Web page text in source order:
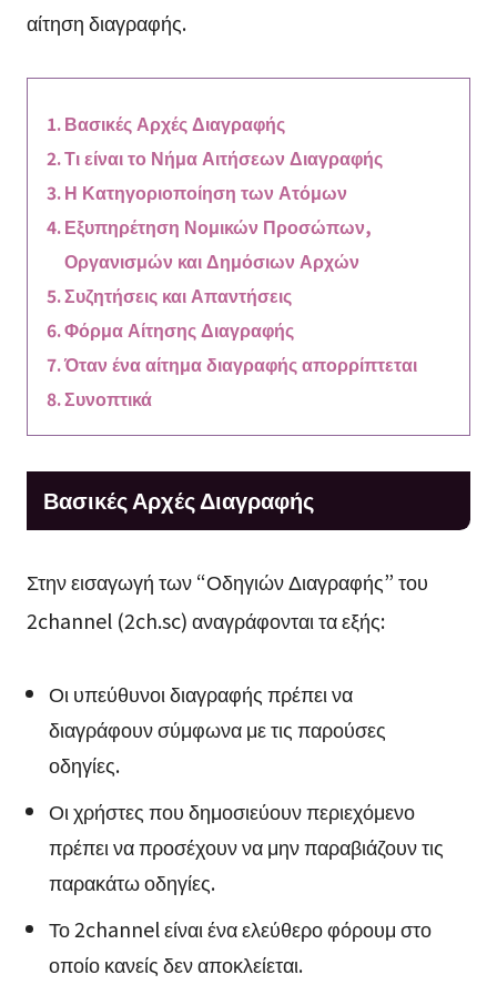
αίτηση διαγραφής.
Βασικές Αρχές Διαγραφής
Τι είναι το Νήμα Αιτήσεων Διαγραφής
Η Κατηγοριοποίηση των Ατόμων
Εξυπηρέτηση Νομικών Προσώπων,
Οργανισμών και Δημόσιων Αρχών
Συζητήσεις και Απαντήσεις
Φόρμα Αίτησης Διαγραφής
Όταν ένα αίτημα διαγραφής απορρίπτεται
Συνοπτικά
Βασικές Αρχές Διαγραφής
Στην εισαγωγή των “Οδηγιών Διαγραφής” του
2channel (2ch.sc) αναγράφονται τα εξής:
Οι υπεύθυνοι διαγραφής πρέπει να
διαγράφουν σύμφωνα με τις παρούσες
οδηγίες.
Οι χρήστες που δημοσιεύουν περιεχόμενο
πρέπει να προσέχουν να μην παραβιάζουν τις
παρακάτω οδηγίες.
Το 2channel είναι ένα ελεύθερο φόρουμ στο
οποίο κανείς δεν αποκλείεται.